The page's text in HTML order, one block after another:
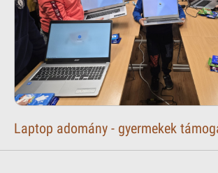
Laptop adomány - gyermekek